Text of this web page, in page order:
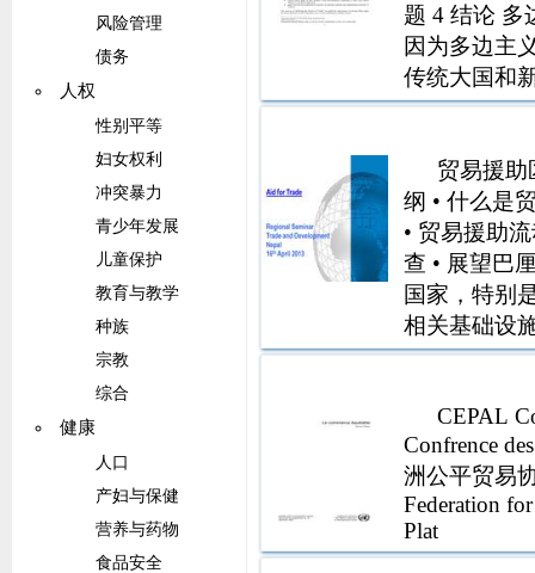
风险管理
债务
人权
性别平等
妇女权利
冲突暴力
青少年发展
儿童保护
教育与教学
种族
宗教
综合
健康
人口
产妇与保健
营养与药物
食品安全
题 4 结论 多
因为多边主
传统大国和
在于传统大
贸易援助
纲 • 什么是
• 贸易援助
查 • 展望巴
国家，特别
相关基础设
泛地扩大贸
CEPAL
Confrence
洲公平贸易
Federation
Plat